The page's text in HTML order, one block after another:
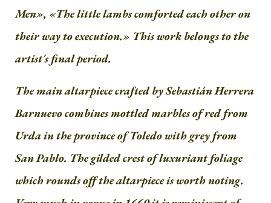
Men», «The little lambs comforted each other on
their way to execution.» This work belongs to the
artist´s final period.
The main altarpiece crafted by Sebastián Herrera
Barnuevo combines mottled marbles of red from
Urda in the province of Toledo with grey from
San Pablo. The gilded crest of luxuriant foliage
which rounds off the altarpiece is worth noting.